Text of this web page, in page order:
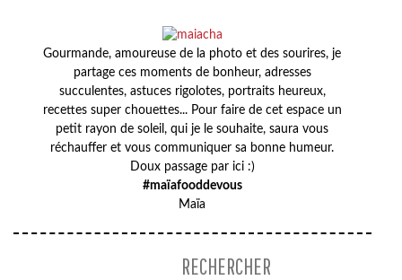
Gourmande, amoureuse de la photo et des sourires, je
partage ces moments de bonheur, adresses
succulentes, astuces rigolotes, portraits heureux,
recettes super chouettes... Pour faire de cet espace un
petit rayon de soleil, qui je le souhaite, saura vous
réchauffer et vous communiquer sa bonne humeur.
Doux passage par ici :)
#maïafooddevous
Maïa